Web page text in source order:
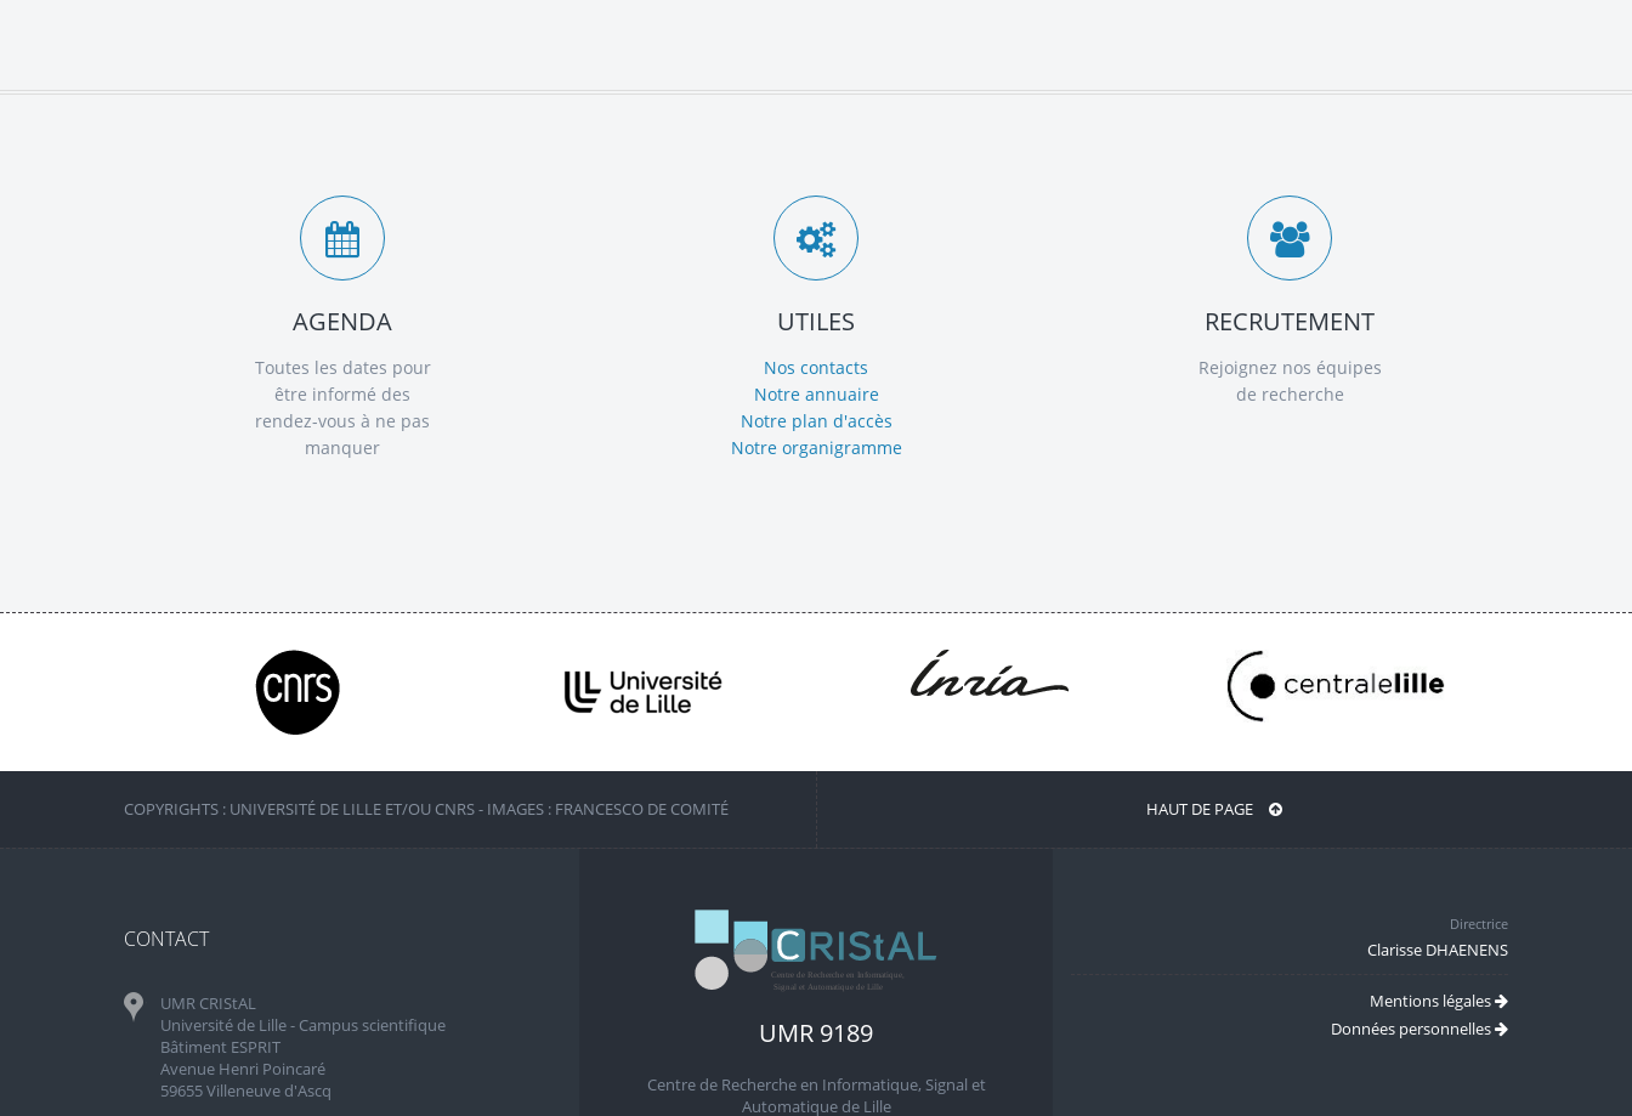
AGENDA
Toutes les dates pour
être informé des
rendez-vous à ne pas
manquer
UTILES
Nos contacts
Notre annuaire
Notre plan d'accès
Notre organigramme
RECRUTEMENT
Rejoignez nos équipes
de recherche
COPYRIGHTS : UNIVERSITÉ DE LILLE ET/OU CNRS - IMAGES : FRANCESCO DE COMITÉ HAUT DE PAGE
CONTACT
UMR CRIStAL
Université de Lille - Campus scientifique
Bâtiment ESPRIT
Avenue Henri Poincaré
59655 Villeneuve d'Ascq
UMR 9189
Centre de Recherche en Informatique, Signal et
Automatique de Lille
Directrice
Clarisse DHAENENS
Mentions légales
Données personnelles